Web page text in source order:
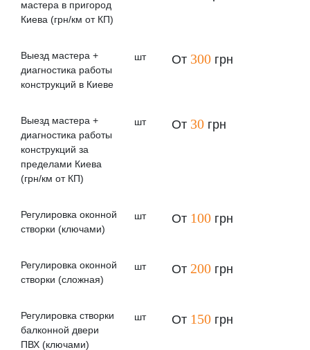
Компания ГАЗДА® Экосберегающие окна
выполняем качественный ремонт пластиковых
окон в Киеве и Киевской области. Сотрудники
стажировку в Академии REHAU и имеют 15-ти
летний опыт сервисного обслуживания
пластиковых окон.
Выполняем оперативный ремонт после
Специалисты компании окажут вам быструю
помощь в решении проблемы.
Телефон нашей сервисной службы в Киеве
Мы предоставляем гарантию и обеспечиваем
дальнейшее сервисное обслуживание (по желанию
мастера в пригород
Киева (грн/км от КП)
Выезд мастера +
диагностика работы
конструкций в Киеве
шт От 300 грн
Выезд мастера +
диагностика работы
конструкций за
пределами Киева
(грн/км от КП)
шт От 30 грн
Регулировка оконной
створки (ключами)
шт От 100 грн
Регулировка оконной
створки (сложная)
шт От 200 грн
Регулировка створки
балконной двери
ПВХ (ключами)
шт От 150 грн